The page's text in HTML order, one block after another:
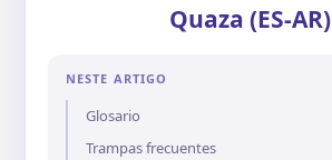
Quaza (ES-AR)
NESTE ARTIGO
Glosario
Trampas frecuentes